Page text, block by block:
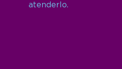
atenderlo.